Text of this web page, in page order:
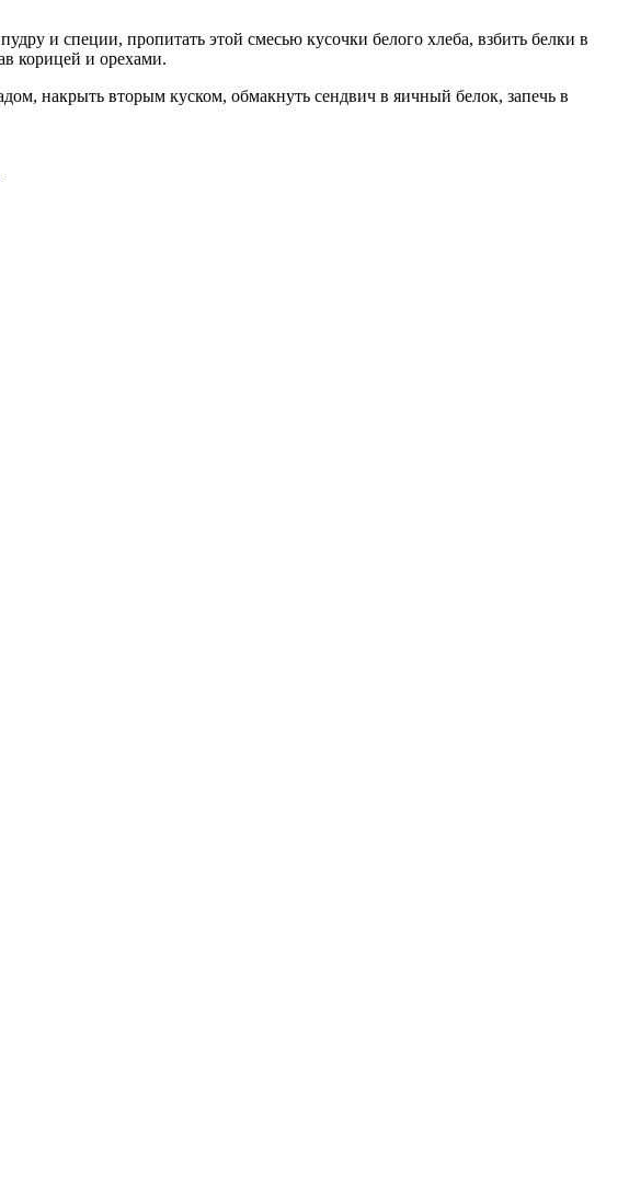
и специи, пропитать этой смесью кусочки белого хлеба, взбить белки в
корицей и орехами.
накрыть вторым куском, обмакнуть сендвич в яичный белок, запечь в